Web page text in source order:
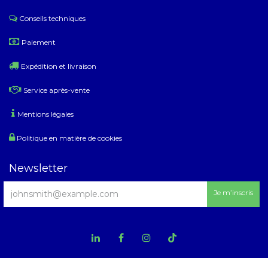
Conseils techniques
​ Paiement
Expédition et livraison
Service après-vente
Mentions légales
Politique en matière de cookies
Newsletter
Je m’inscris